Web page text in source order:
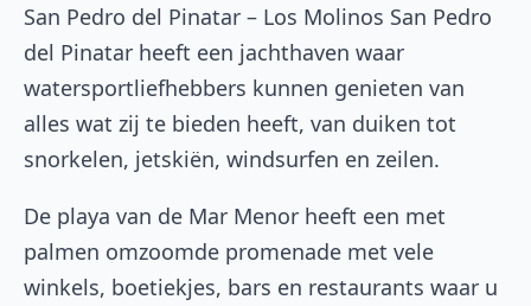
San Pedro del Pinatar – Los Molinos San Pedro
del Pinatar heeft een jachthaven waar
watersportliefhebbers kunnen genieten van
alles wat zij te bieden heeft, van duiken tot
snorkelen, jetskiën, windsurfen en zeilen.
De playa van de Mar Menor heeft een met
palmen omzoomde promenade met vele
winkels, boetiekjes, bars en restaurants waar u